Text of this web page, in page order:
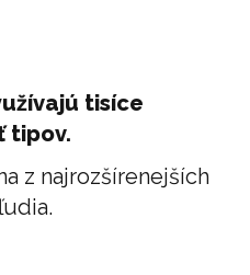
tisíce
tipov.
z najrozšírenejších